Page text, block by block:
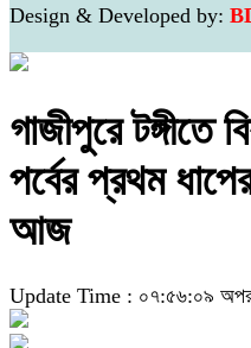
Design & Developed by:
গাজীপুরে টঙ্গীতে
পর্বের প্রথম
আজ
Update Time : ০৭:৫৬:০৯